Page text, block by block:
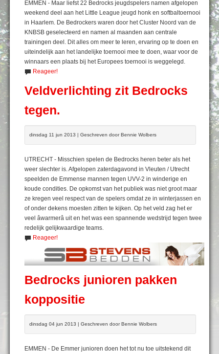
EMMEN - Maar liefst 22 Bedrocks jeugdspelers namen afgelopen
weekend deel aan het Little League jeugd honk en softbaltoernooi
in Haarlem. De Bedrockers waren door het Cluster Noord van de
KNBSB geselecteerd en namen al maanden aan centrale
trainingen deel. Dit alles om meer te leren, ervaring op te doen en
uiteindelijk aan het landelijke toernooi mee te doen, waar voor de
winnaars een plaats bij het Europees toernooi is weggelegd.
Reageer!
Veldverlichting zit Bedrocks
tegen.
dinsdag 11 jun 2013 | Geschreven door Bennie Wolbers
UTRECHT - Misschien spelen de Bedrocks heren beter als het
weer slechter is. Afgelopen zaterdagavond in Vleuten / Utrecht
speelden de Emmense mannen tegen UVV-2 in winderige en
koude condities. De opkomst van het publiek was niet groot maar
ze kregen veel respect van de spelers omdat ze in winterjassen en
of onder dekens moesten zitten te kijken. Op het veld zag het er
veel âwarmerâ uit en het was een spannende wedstrijd tegen twee
redelijk gelijkwaardige teams.
Reageer!
Bedrocks junioren pakken
koppositie
dinsdag 04 jun 2013 | Geschreven door Bennie Wolbers
EMMEN - De Emmer junioren doen het tot nu toe uitstekend dit